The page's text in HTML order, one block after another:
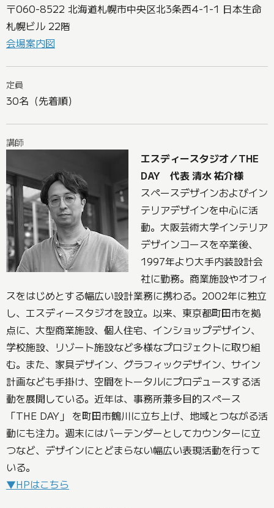
〒060-8522 北海道札幌市中央区北3条西4-1-1 日本生命
札幌ビル 22階
会場案内図
定員
30名（先着順）
講師
エスディースタジオ／THE
DAY 代表 清水 祐介様
スペースデザインおよびイン
テリアデザインを中心に活
動。大阪芸術大学インテリア
デザインコースを卒業後、
1997年より大手内装設計会
社に勤務。商業施設やオフィ
スをはじめとする幅広い設計業務に携わる。2002年に独立
し、エスディースタジオを設立。以来、東京都町田市を拠
点に、大型商業施設、個人住宅、インショップデザイン、
学校施設、リゾート施設など多様なプロジェクトに取り組
む。また、家具デザイン、グラフィックデザイン、サイン
計画なども手掛け、空間をトータルにプロデュースする活
動を展開している。近年は、事務所兼多目的スペース
「THE DAY」 を町田市鶴川に立ち上げ、地域とつながる活
動にも注力。週末にはバーテンダーとしてカウンターに立
つなど、デザインにとどまらない幅広い表現活動を行って
いる。
▼HPはこちら